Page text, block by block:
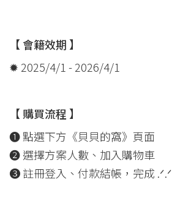
【 會籍效期 】
✹ 2025/4/1 - 2026/4/1
【 購買流程 】
❶ 點選下方《貝貝的窩》頁面
➋ 選擇方案人數、加入購物車
➌ 註冊登入、付款結帳，完成 .ᐟ.ᐟ